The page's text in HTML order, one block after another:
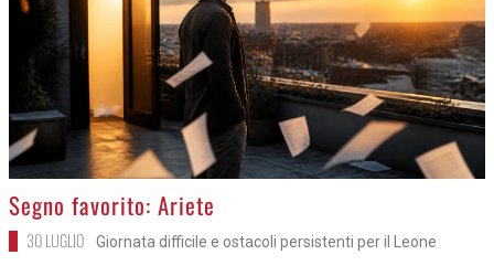
>
Segno favorito: Ariete
30 LUGLIO Giornata difficile e ostacoli persistenti per il Leone